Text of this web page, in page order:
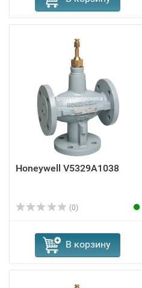
Honeywell V5329A1038
(0)
В корзину